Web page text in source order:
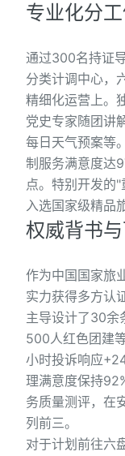
专业化分
通过300名持证
分类计调中心，
精细化运营上。
党史专家随团讲
每日天气预案等
制服务满意度达
点。特别开发的
入选国家级精品
权威背书
作为中国国家旅
实力获得多方认
主导设计了30余
500人红色团建
小时投诉响应
理满意度保持
务质量测评，在
列前三。
对于计划前往六